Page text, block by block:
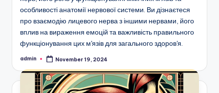
особливості анатомії нервової системи. Ви дізнаєтеся
про взаємодію лицевого нерва з іншими нервами, його
вплив на вираження емоцій та важливість правильного
функціонування цих м'язів для загального здоров'я.
Posted
admin November 19, 2024